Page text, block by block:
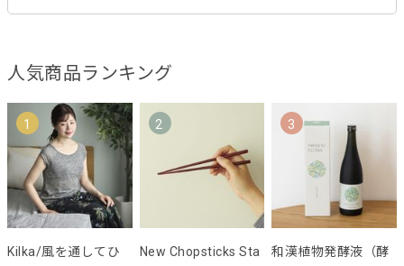
人気商品ランキング
1
Kilka/風を通してひ
2
New Chopsticks Sta
3
和漢植物発酵液（酵